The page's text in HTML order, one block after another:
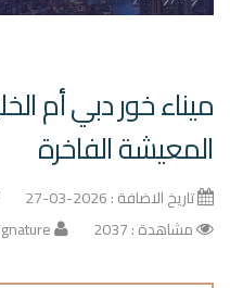
ميناء خور دبي أم
المعيشة الفاخرة
تاريخ الاضافة : 2026-03-27
مشاهدة : 2037